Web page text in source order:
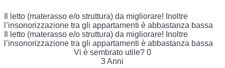
Il letto (materasso e/o struttura) da migliorare! Inoltre
l’insonorizzazione tra gli appartamenti è abbastanza bassa
Il letto (materasso e/o struttura) da migliorare! Inoltre
l’insonorizzazione tra gli appartamenti è abbastanza bassa
Vi è sembrato utile? 0
3 Anni